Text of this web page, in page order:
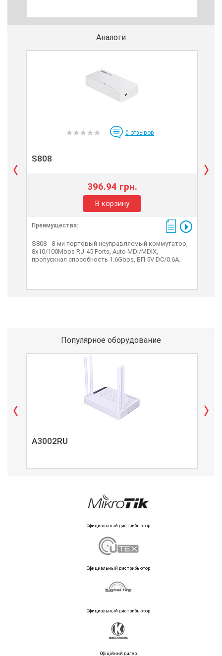
Аналоги
0 отзывов
S808
396.94 грн.
В корзину
Преимущества:
S808 - 8-ми портовый неуправляемый коммутатор,
8x10/100Mbps RJ-45 Ports, Auto MDI/MDIX,
пропускная способность 1.6Gbps, БП 5V DC/0.6A.
Популярное оборудование
A3002RU
Официальный дистрибьютор
Официальный дистрибьютор
Официальный дистрибьютор
Офіційний дилер